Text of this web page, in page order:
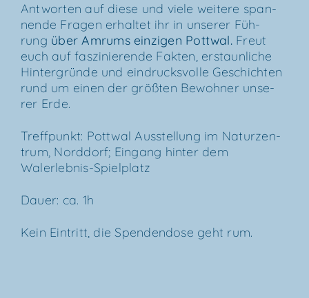
Ant­wor­ten auf die­se und vie­le wei­te­re span­
nen­de Fra­gen erhal­tet ihr in unse­rer Füh­
rung über Amrums ein­zi­gen Pott­wal.Freut
euch auf fas­zi­nie­ren­de Fak­ten, erstaun­li­che
Hin­ter­grün­de und ein­drucks­vol­le Geschich­ten
rund um einen der größ­ten Bewoh­ner unse­
rer Erde.
Treff­punkt: Pott­wal Aus­stel­lung im Natur­zen­
trum, Nord­dorf; Ein­gang hin­ter dem
Walerlebnis-Spielplatz
Dau­er: ca. 1h
Kein Ein­tritt, die Spen­den­do­se geht rum.